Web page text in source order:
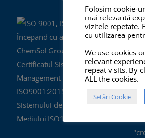
Începând cu anul 2012,
ChemSol Group deține
Certificatul Sistemului de
Management al Calității
ISO9001:2015 și Certificatul
Sistemului de Management al
Mediului ISO14001:2015.
Folosim cookie-
mai relevantă
vizitele repetate.
cu utilizarea
We use cookies
relevant
repeat visits. By
ALL the cookies.
Setări Cookie